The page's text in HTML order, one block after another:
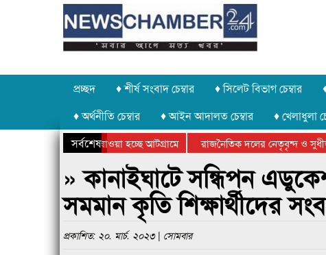
প্রচ্ছদ ♦ শীর্ষ সংবাদ চেম্বার ♦ সিলেট বিভাগ চেম্বার
♦ অর্থনীতি চেম্বার
♦ আইন আদালত চেম্বার ♦ খেলাধুলা
সর্বশেষ
চুরি করে নিয়ে যাওয়া হচ্ছে আটগ্রামে রাজনৈতিক দলের নেতৃবৃন্দ ও
ক্রীড়া প্রতিযোগিতার পুরস্কার বিতরণ সম্পন্ন
সিলেটে বাংলাদেশ গ্রুপ থিয়েটার
» কানাইঘাটে সন্ধিপন
সমমান কৃতি শিক্ষার্থীদের
প্রকাশিত: ২০. মার্চ. ২০২৩ | সোমবার